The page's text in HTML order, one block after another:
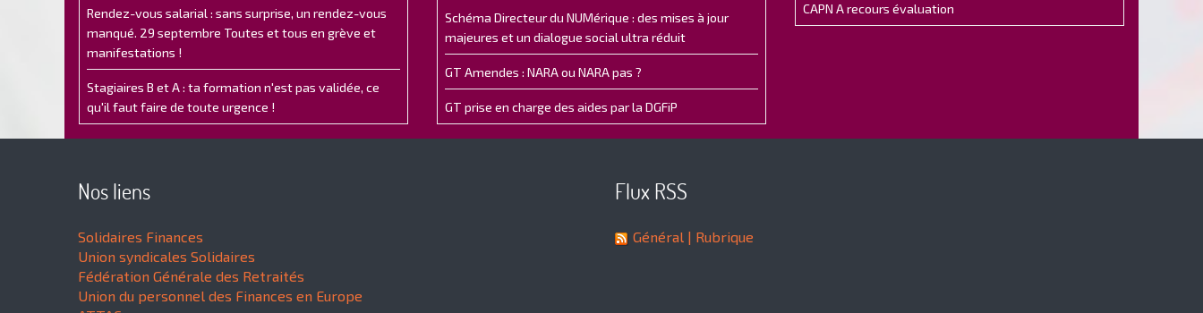
Rendez-vous salarial : sans surprise, un rendez-vous
manqué. 29 septembre Toutes et tous en grève et
manifestations !
Stagiaires B et A : ta formation n'est pas validée, ce
qu'il faut faire de toute urgence !
Schéma Directeur du NUMérique : des mises à jour
majeures et un dialogue social ultra réduit
GT Amendes : NARA ou NARA pas ?
GT prise en charge des aides par la DGFiP
CAPN A recours évaluation
Nos liens
Solidaires Finances
Union syndicales Solidaires
Fédération Générale des Retraités
Union du personnel des Finances en Europe
Flux RSS
Général | Rubrique